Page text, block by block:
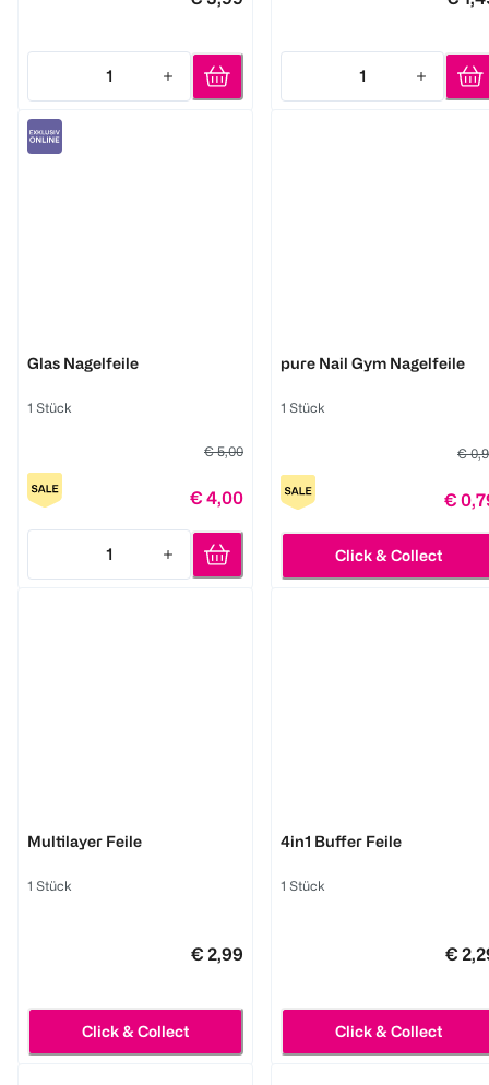
1
Quantity: 1
1
Quantity: 1
Glas Nagelfeile
1 Stück
€ 5,00
€ 4,00
1
Quantity: 1
pure Nail Gym Nagelfeile
1 Stück
€
€
Click & Collect
Multilayer Feile
1 Stück
€ 2,99
Click & Collect
4in1 Buffer Feile
1 Stück
€
Click & Collect